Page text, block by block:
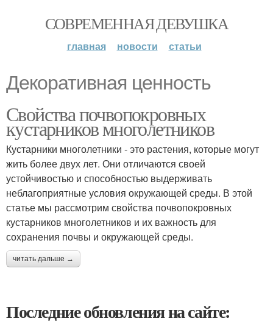
СОВРЕМЕННАЯ ДЕВУШКА
главная новости статьи
Декоративная ценность
Свойства почвопокровных
кустарников многолетников
Кустарники многолетники - это растения, которые могут
жить более двух лет. Они отличаются своей
устойчивостью и способностью выдерживать
неблагоприятные условия окружающей среды. В этой
статье мы рассмотрим свойства почвопокровных
кустарников многолетников и их важность для
сохранения почвы и окружающей среды.
читать дальше →
Последние обновления на сайте: